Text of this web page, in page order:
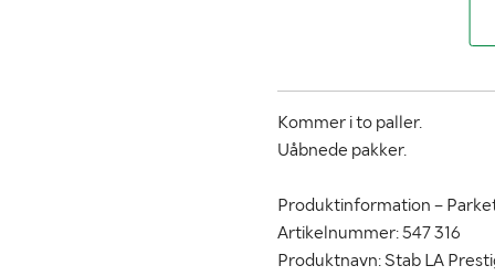
Kommer i to paller.
Uåbnede pakker.
Produktinformation –
Artikelnummer: 547 316
Produktnavn: Stab LA